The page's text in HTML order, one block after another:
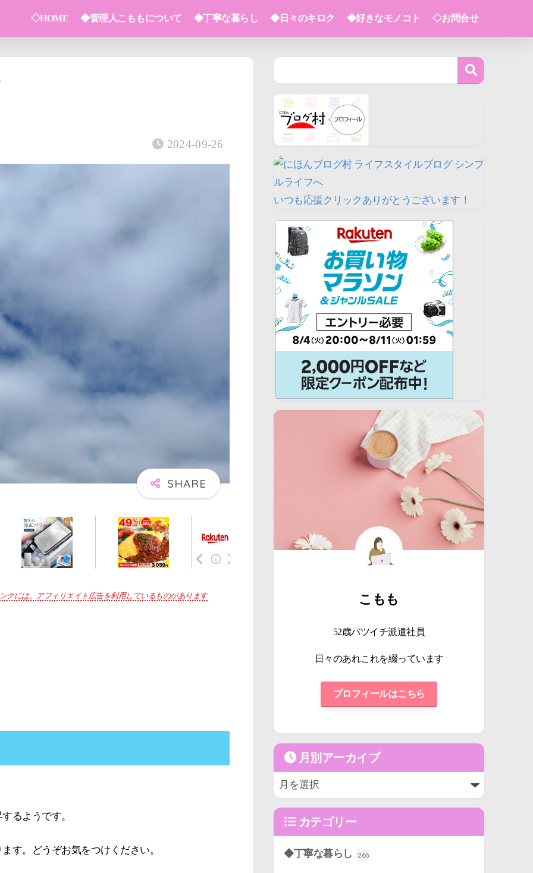
◇HOME ◆管理人こももについて ◆丁寧な暮らし ◆日々のキロク ◆好きなモノコト ◇お問合せ
2024-09-26
クには、アフィリエイト広告を利用しているものがあります
るようです。
す。どうぞお気をつけください。
いつも応援クリックありがとうございます！
こもも
52歳バツイチ派遣社員
日々のあれこれを綴っています
プロフィールはこちら
月別アーカイブ
カテゴリー
◆丁寧な暮らし 265